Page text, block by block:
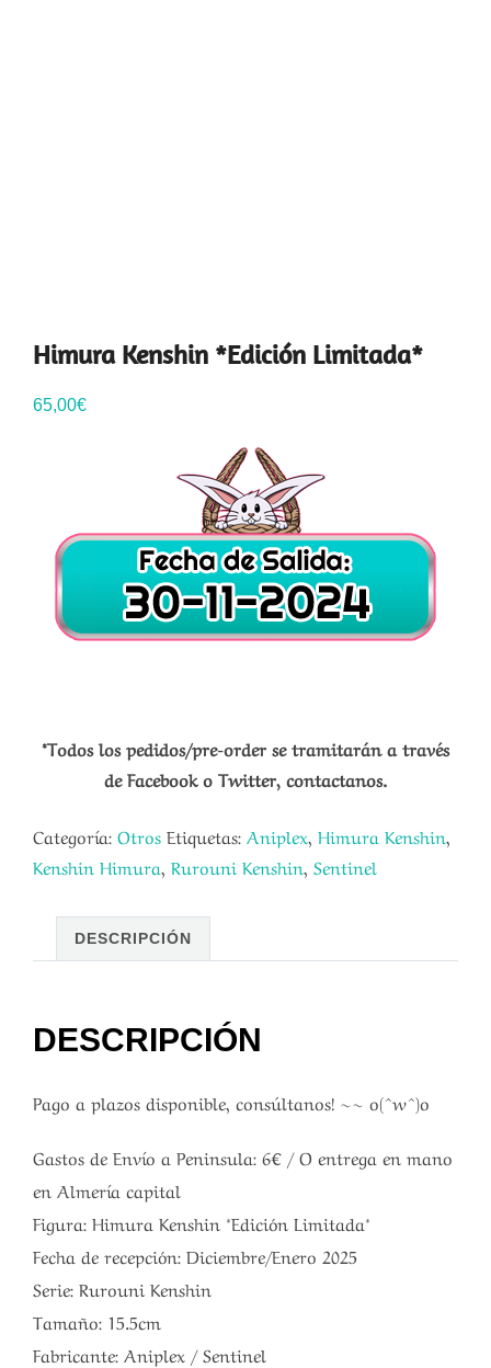
Himura Kenshin *Edición Limitada*
65,00€
*Todos los pedidos/pre-order se tramitarán a través
de Facebook o Twitter, contactanos.
Categoría: Otros Etiquetas: Aniplex, Himura Kenshin,
Kenshin Himura, Rurouni Kenshin, Sentinel
DESCRIPCIÓN
DESCRIPCIÓN
Pago a plazos disponible, consúltanos! ~~ o(^w^)o
Gastos de Envío a Peninsula: 6€ / O entrega en mano
en Almería capital
Figura: Himura Kenshin *Edición Limitada*
Fecha de recepción: Diciembre/Enero 2025
Serie: Rurouni Kenshin
Tamaño: 15.5cm
Fabricante: Aniplex / Sentinel